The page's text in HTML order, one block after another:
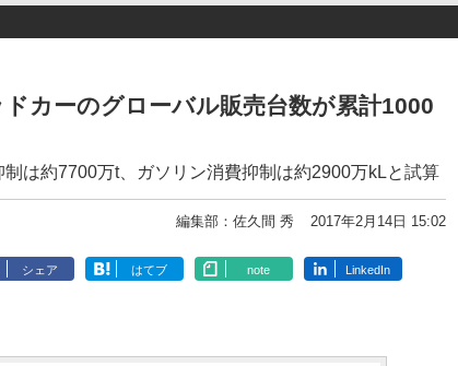
ドカーのグローバル販売台数が累計1000
は約7700万t、ガソリン消費抑制は約2900万kLと試算
編集部：佐久間 秀 2017年2月14日 15:02
シェア はてブ note LinkedIn